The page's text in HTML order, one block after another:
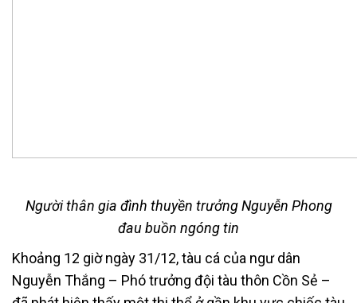
Người thân gia đình thuyền trưởng Nguyễn Phong
đau buồn ngóng tin
Khoảng 12 giờ ngày 31/12, tàu cá của ngư dân
Nguyễn Thắng – Phó trưởng đội tàu thôn Cồn Sẻ –